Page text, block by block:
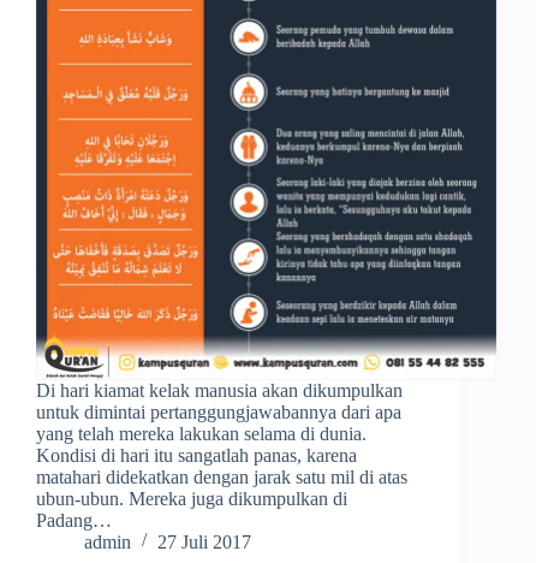
Di hari kiamat kelak manusia akan dikumpulkan
untuk dimintai pertanggungjawabannya dari apa
yang telah mereka lakukan selama di dunia.
Kondisi di hari itu sangatlah panas, karena
matahari didekatkan dengan jarak satu mil di atas
ubun-ubun. Mereka juga dikumpulkan di
Padang…
admin
27 Juli 2017